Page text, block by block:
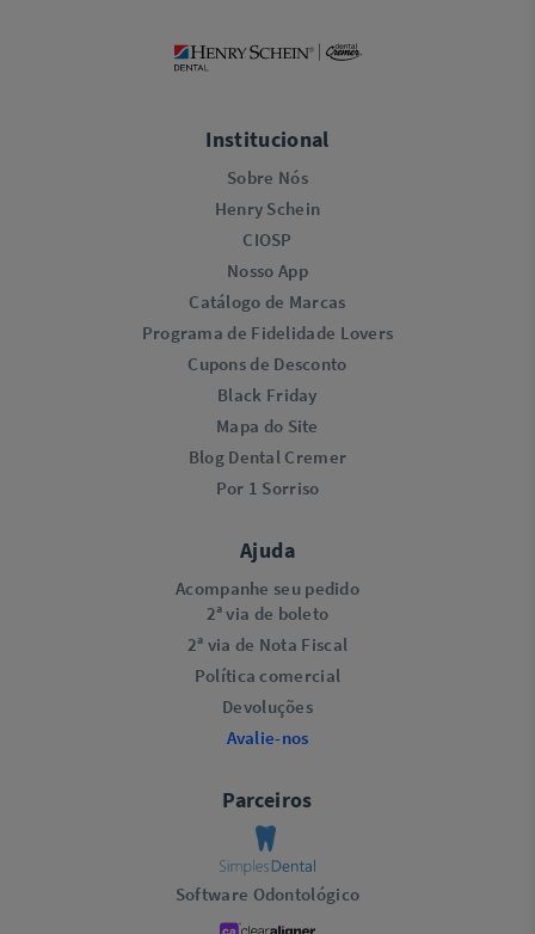
Institucional
Sobre Nós
Henry Schein
CIOSP
Nosso App
Catálogo de Marcas
Programa de Fidelidade Lovers​
Cupons de Desconto
Black Friday
Mapa do Site
Blog Dental Cremer
Por 1 Sorriso
Ajuda
Acompanhe seu pedido
2ª via de boleto
2ª via de Nota Fiscal
Política comercial
Devoluções
Avalie-nos
Parceiros
Software Odontológico